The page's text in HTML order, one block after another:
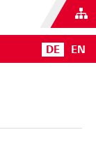
DE EN